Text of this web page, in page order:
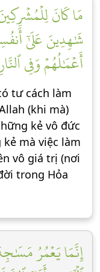
مَا كَانَ
شَٰهِدِينَ عَلَىٰٓ
أَعۡمَٰلُهُمۡ وَفِي
tư cách làm
(khi mà)
kẻ vô đức
mà việc làm
vô giá trị (nơi
trong Hỏa
إِنَّمَا يَعۡمُرُ مَسَٰجِدَ